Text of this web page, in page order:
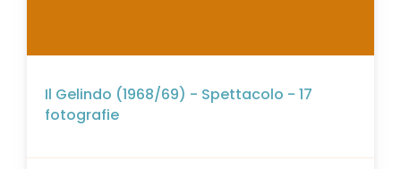
Il Gelindo (1968/69) - Spettacolo - 17
fotografie